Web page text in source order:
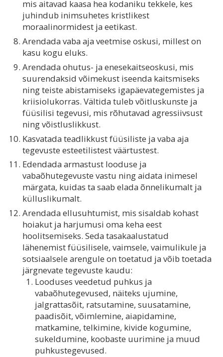
mis aitavad kaasa hea kodaniku tekkele, kes
juhindub inimsuhetes kristlikest
moraalinormidest ja eetikast.
Arendada vaba aja veetmise oskusi, millest on
kasu kogu eluks.
Arendada ohutus- ja enesekaitseoskusi, mis
suurendaksid võimekust iseenda kaitsmiseks
ning teiste abistamiseks igapäevategemistes ja
kriisiolukorras. Vältida tuleb võitluskunste ja
füüsilisi tegevusi, mis rõhutavad agressiivsust
ning võistluslikkust.
Kasvatada teadlikkust füüsiliste ja vaba aja
tegevuste esteetilistest väärtustest.
Edendada armastust looduse ja
vabaõhutegevuste vastu ning aidata inimesel
märgata, kuidas ta saab elada õnnelikumalt ja
külluslikumalt.
Arendada ellusuhtumist, mis sisaldab kohast
hoiakut ja harjumusi oma keha eest
hoolitsemiseks. Seda tasakaalustatud
lähenemist füüsilisele, vaimsele, vaimulikule ja
sotsiaalsele arengule on toetatud ja võib toetada
järgnevate tegevuste kaudu:
Looduses veedetud puhkus ja
vabaõhutegevused, näiteks ujumine,
jalgrattasõit, ratsutamine, suusatamine,
paadisõit, võimlemine, aiapidamine,
matkamine, telkimine, kivide kogumine,
sukeldumine, koobaste uurimine ja muud
puhkustegevused.